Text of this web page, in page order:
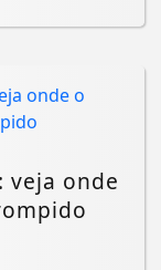
veja onde